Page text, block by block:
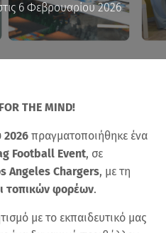
6 Φεβρουαρίου 2026
THE MIND!
2026 πραγματοποιήθηκε ένα
Football Event, σε
Angeles Chargers, με τη
τοπικών φορέων.
με το εκπαιδευτικό μας